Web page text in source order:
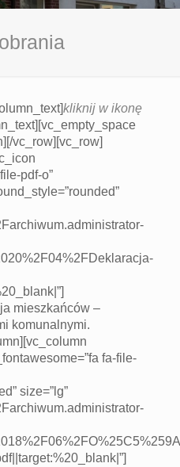
kliknij w ikonę
vc_row][vc_row]
pdf-o”
mieszkańców –
komunalnymi.
fa-file-
size=”lg”